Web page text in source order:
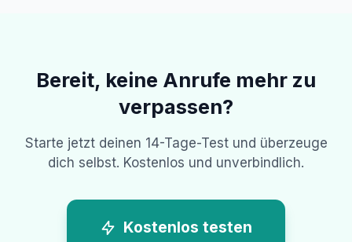
Bereit, keine Anrufe mehr zu
verpassen?
Starte jetzt deinen 14-Tage-Test und überzeuge
dich selbst. Kostenlos und unverbindlich.
Kostenlos testen